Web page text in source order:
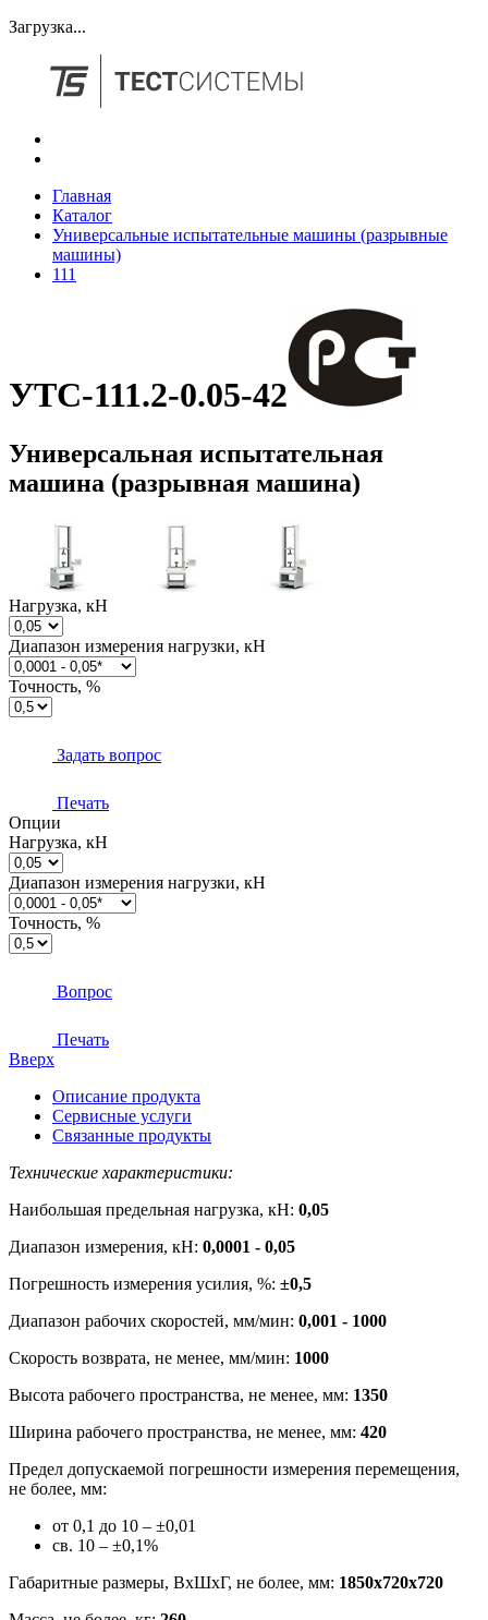
Загрузка...
Главная
Каталог
Универсальные испытательные машины (разрывные
машины)
111
УТС-111.2-0.05-42
Универсальная испытательная
машина (разрывная машина)
Нагрузка, кН
Диапазон измерения нагрузки, кН
Точность, %
Задать вопрос
Печать
Опции
Нагрузка, кН
Диапазон измерения нагрузки, кН
Точность, %
Вопрос
Печать
Вверх
Описание продукта
Сервисные услуги
Связанные продукты
Технические характеристики:
Наибольшая предельная нагрузка, кН: 0,05
Диапазон измерения, кН: 0,0001 - 0,05
Погрешность измерения усилия, %: ±0,5
Диапазон рабочих скоростей, мм/мин: 0,001 - 1000
Скорость возврата, не менее, мм/мин: 1000
Высота рабочего пространства, не менее, мм: 1350
Ширина рабочего пространства, не менее, мм: 420
Предел допускаемой погрешности измерения перемещения,
не более, мм:
от 0,1 до 10 – ±0,01
св. 10 – ±0,1%
Габаритные размеры, ВхШхГ, не более, мм: 1850х720х720